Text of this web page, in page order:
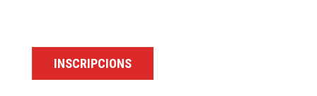
INSCRIPCIONS